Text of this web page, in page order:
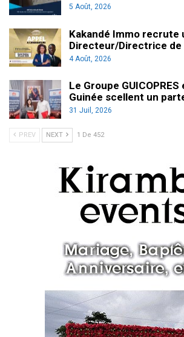
5 Août, 2026
Kakandé Immo recrute
Directeur/Directrice de
4 Août, 2026
Le Groupe GUICOPRES
Guinée scellent un
31 Juil, 2026
PREV NEXT 1 De 452